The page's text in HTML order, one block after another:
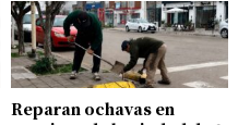
Reparan ochavas en